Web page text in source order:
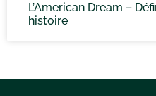
L’American Dream –
histoire